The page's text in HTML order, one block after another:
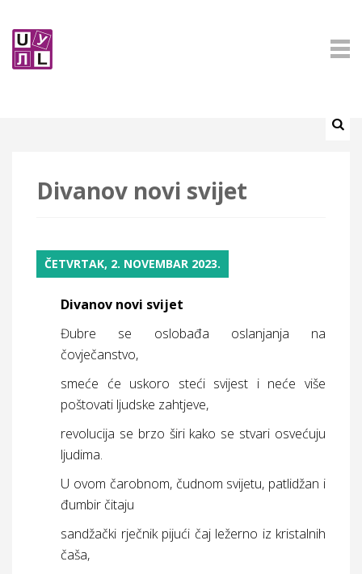
Divanov novi svijet
ČETVRTAK, 2. NOVEMBAR 2023.
Divanov novi svijet
Đubre se oslobađa oslanjanja na
čovječanstvo,
smeće će uskoro steći svijest i neće više
poštovati ljudske zahtjeve,
revolucija se brzo širi kako se stvari osvećuju
ljudima.
U ovom čarobnom, čudnom svijetu, patlidžan i
đumbir čitaju
sandžački rječnik pijući čaj ležerno iz kristalnih
čaša,